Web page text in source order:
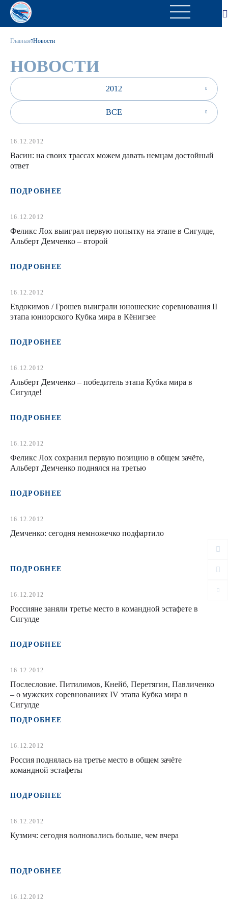
Главная Новости
НОВОСТИ
2012
ВСЕ
16.12.2012
Васин: на своих трассах можем давать немцам достойный
ответ
ПОДРОБНЕЕ
16.12.2012
Феликс Лох выиграл первую попытку на этапе в Сигулде,
Альберт Демченко – второй
ПОДРОБНЕЕ
16.12.2012
Евдокимов / Грошев выиграли юношеские соревнования II
этапа юниорского Кубка мира в Кёнигзее
ПОДРОБНЕЕ
16.12.2012
Альберт Демченко – победитель этапа Кубка мира в
Сигулде!
ПОДРОБНЕЕ
16.12.2012
Феликс Лох сохранил первую позицию в общем зачёте,
Альберт Демченко поднялся на третью
ПОДРОБНЕЕ
16.12.2012
Демченко: сегодня немножечко подфартило
ПОДРОБНЕЕ
16.12.2012
Россияне заняли третье место в командной эстафете в
Сигулде
ПОДРОБНЕЕ
16.12.2012
Послесловие. Питилимов, Кнейб, Перетягин, Павличенко
– о мужских соревнованиях IV этапа Кубка мира в
Сигулде
ПОДРОБНЕЕ
16.12.2012
Россия поднялась на третье место в общем зачёте
командной эстафеты
ПОДРОБНЕЕ
16.12.2012
Кузмич: сегодня волновались больше, чем вчера
ПОДРОБНЕЕ
16.12.2012